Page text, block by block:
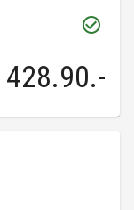
428.90.-